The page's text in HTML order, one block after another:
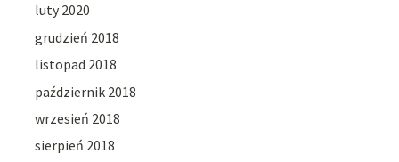
luty 2020
grudzień 2018
listopad 2018
październik 2018
wrzesień 2018
sierpień 2018